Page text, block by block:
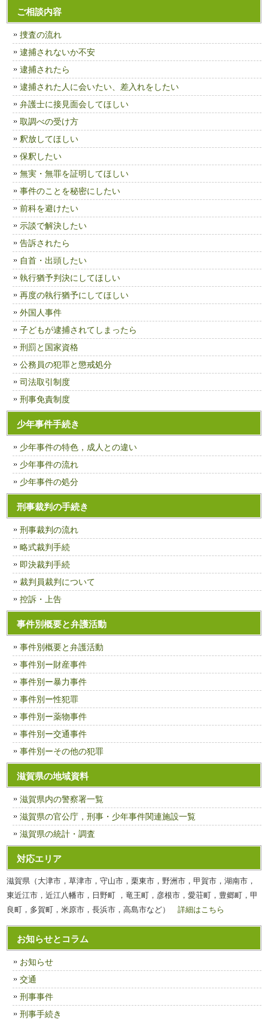
ご相談内容
捜査の流れ
逮捕されないか不安
逮捕されたら
逮捕された人に会いたい、差入れをしたい
弁護士に接見面会してほしい
取調べの受け方
釈放してほしい
保釈したい
無実・無罪を証明してほしい
事件のことを秘密にしたい
前科を避けたい
示談で解決したい
告訴されたら
自首・出頭したい
執行猶予判決にしてほしい
再度の執行猶予にしてほしい
外国人事件
子どもが逮捕されてしまったら
刑罰と国家資格
公務員の犯罪と懲戒処分
司法取引制度
刑事免責制度
少年事件手続き
少年事件の特色，成人との違い
少年事件の流れ
少年事件の処分
刑事裁判の手続き
刑事裁判の流れ
略式裁判手続
即決裁判手続
裁判員裁判について
控訴・上告
事件別概要と弁護活動
事件別概要と弁護活動
事件別ー財産事件
事件別ー暴力事件
事件別ー性犯罪
事件別ー薬物事件
事件別ー交通事件
事件別ーその他の犯罪
滋賀県の地域資料
滋賀県内の警察署一覧
滋賀県の官公庁，刑事・少年事件関連施設一覧
滋賀県の統計・調査
対応エリア
滋賀県（大津市，草津市，守山市，栗東市，野洲市，甲賀市，湖南市，
東近江市，近江八幡市，日野町 ，竜王町，彦根市，愛荘町，豊郷町，甲
良町，多賀町，米原市，長浜市，高島市など）詳細はこちら
お知らせとコラム
お知らせ
交通
刑事事件
刑事手続き